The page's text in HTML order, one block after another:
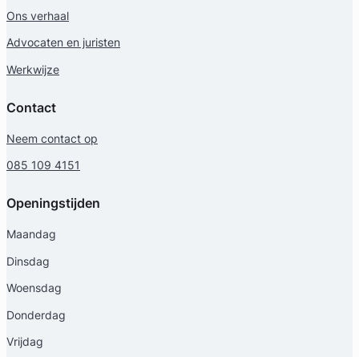
Ons verhaal
Advocaten en juristen
Werkwijze
Contact
Neem contact op
085 109 4151
Openingstijden
Maandag
Dinsdag
Woensdag
Donderdag
Vrijdag